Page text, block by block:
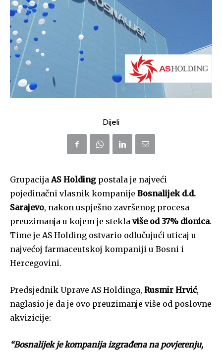
Dijeli
GrupacijaAS Holding postala je najveći
pojedinačni vlasnik kompanije Bosnalijek d.d.
Sarajevo, nakon uspješno završenog procesa
preuzimanja u kojem je stekla više od 37% dionica.
Time je AS Holding ostvario odlučujući uticaj u
najvećoj farmaceutskoj kompaniji u Bosni i
Hercegovini.
Predsjednik Uprave AS Holdinga, Rusmir Hrvić,
naglasio je da je ovo preuzimanje više od poslovne
akvizicije:
“Bosnalijek je kompanija izgrađena na povjerenju,